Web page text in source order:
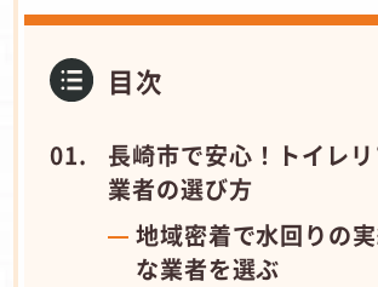
目次
長崎市で安心！トイレ
業者の選び方
地域密着で水回りの
な業者を選ぶ